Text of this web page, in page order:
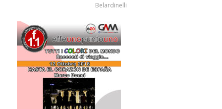
Belardinelli